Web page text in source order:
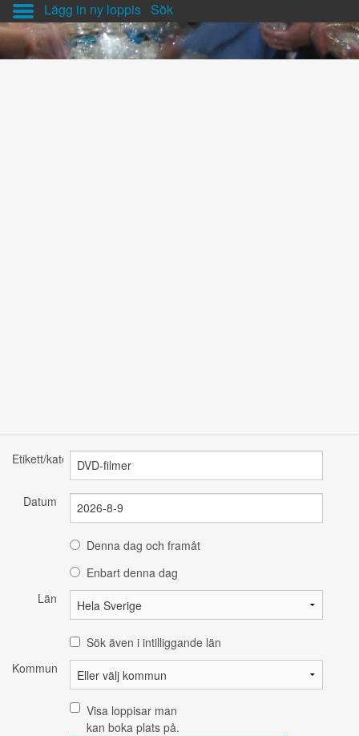
Lägg in ny loppis Sök
Etikett/kategori
Datum
Denna dag och framåt
Enbart denna dag
Län
Sök även i intilliggande län
Kommun
Visa loppisar man
kan boka plats på.